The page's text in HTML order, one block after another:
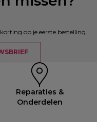
op je eerste bestelling.
Reparaties &
Onderdelen